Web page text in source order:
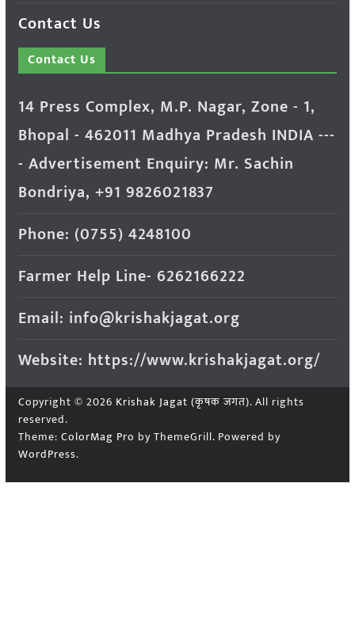
Contact Us
Contact Us
14 Press Complex, M.P. Nagar, Zone - 1,
Bhopal - 462011 Madhya Pradesh INDIA ---
- Advertisement Enquiry: Mr. Sachin
Bondriya, +91 9826021837
Phone: (0755) 4248100
Farmer Help Line- 6262166222
Email: info@krishakjagat.org
Website: https://www.krishakjagat.org/
Copyright © 2026 Krishak Jagat (कृषक जगत). All rights
reserved.
Theme: ColorMag Pro by ThemeGrill. Powered by
WordPress.